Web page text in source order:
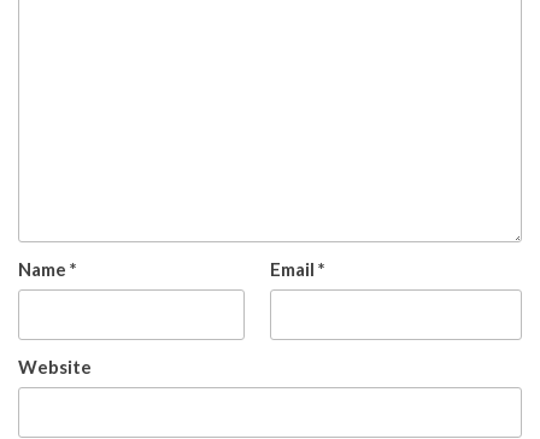
Name * Email *
Website